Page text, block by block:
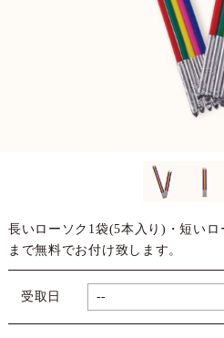
長いローソク1袋(5本入り)・短い
まで無料でお付け致します。
受取日